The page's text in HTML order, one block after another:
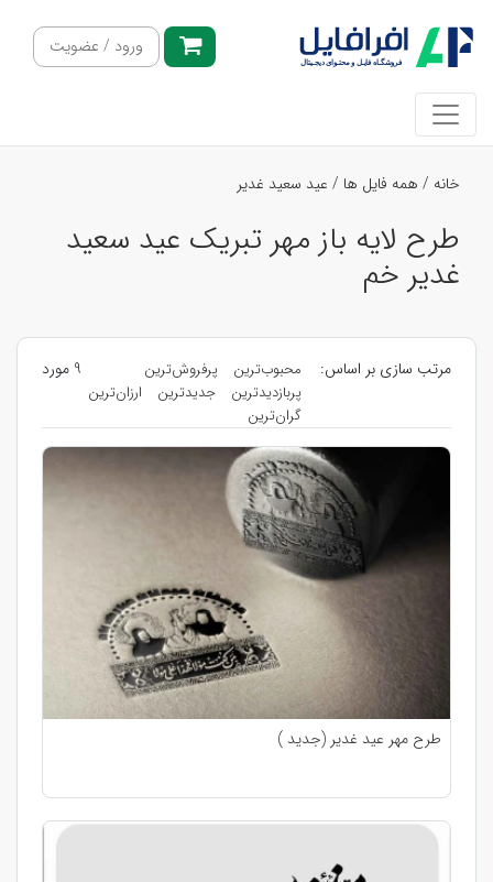
ورود / عضویت
خانه / همه فایل ها / عید سعید غدیر
طرح لایه باز مهر تبریک عید سعید
غدیر خم
مرتب سازی بر اساس: محبوب‌ترین
پرفروش‌ترین
پربازدیدترین
جدیدترین
ارزان‌ترین
گران‌ترین
9 مورد
طرح مهر عید غدیر (جدید )